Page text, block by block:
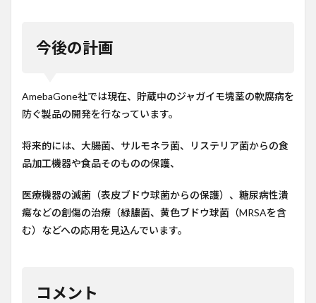
今後の計画
AmebaGone社では現在、貯蔵中のジャガイモ塊茎の軟腐病を
防ぐ製品の開発を行なっています。
将来的には、大腸菌、サルモネラ菌、リステリア菌からの食
品加工機器や食品そのものの保護、
医療機器の滅菌（表皮ブドウ球菌からの保護）、糖尿病性潰
瘍などの創傷の治療（緑膿菌、黄色ブドウ球菌（MRSAを含
む）などへの応用を見込んでいます。
コメント